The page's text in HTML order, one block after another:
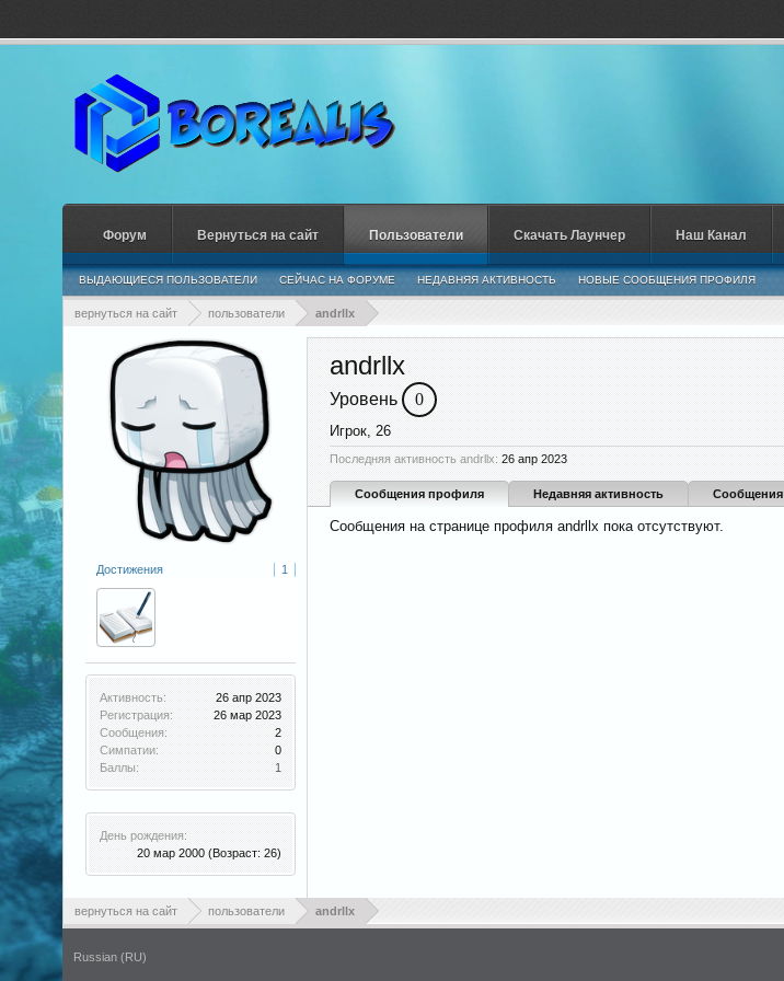
вернуться на сайт пользователи andrllx
Достижения 1
Активность:
26 апр 2023
Регистрация:
26 мар 2023
Сообщения:
2
Симпатии:
0
Баллы:
1
День рождения:
20 мар 2000 (Возраст: 26)
andrllx
Уровень 0
Игрок, 26
Последняя активность andrllx: 26 апр 2023
Сообщения профиля Недавняя активность Сообщения
Сообщения на странице профиля andrllx пока отсутствуют.
вернуться на сайт пользователи andrllx
Форум Вернуться на сайт Пользователи
ВЫДАЮЩИЕСЯ ПОЛЬЗОВАТЕЛИ СЕЙЧАС НА ФОРУМЕ НЕДАВНЯЯ АКТИВНОСТЬ НОВЫЕ СООБЩЕНИЯ ПРОФИЛЯ
Скачать Лаунчер Наш Канал
Russian (RU)